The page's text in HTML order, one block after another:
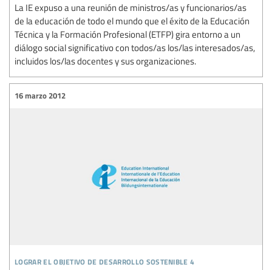
La IE expuso a una reunión de ministros/as y funcionarios/as
de la educación de todo el mundo que el éxito de la Educación
Técnica y la Formación Profesional (ETFP) gira entorno a un
diálogo social significativo con todos/as los/las interesados/as,
incluidos los/las docentes y sus organizaciones.
lograr el objetivo de desarrollo sostenible 4
16 marzo 2012